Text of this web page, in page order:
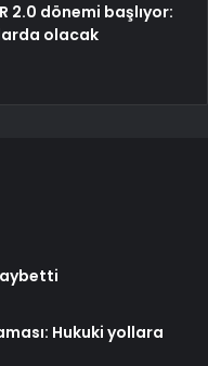
2.0 dönemi başlıyor:
olacak
Hukuki yollara